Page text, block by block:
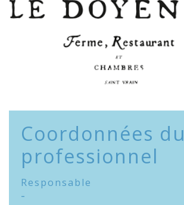
Coordonnées du
professionnel
Responsable
-